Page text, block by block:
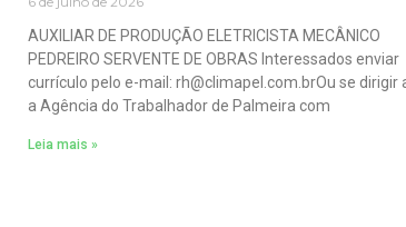
AUXILIAR DE PRODUÇÃO ELETRICISTA MECÂNICO
PEDREIRO SERVENTE DE OBRAS Interessados enviar
currículo pelo e-mail: rh@climapel.com.brOu se dirigir
a Agência do Trabalhador de Palmeira com
Leia mais »